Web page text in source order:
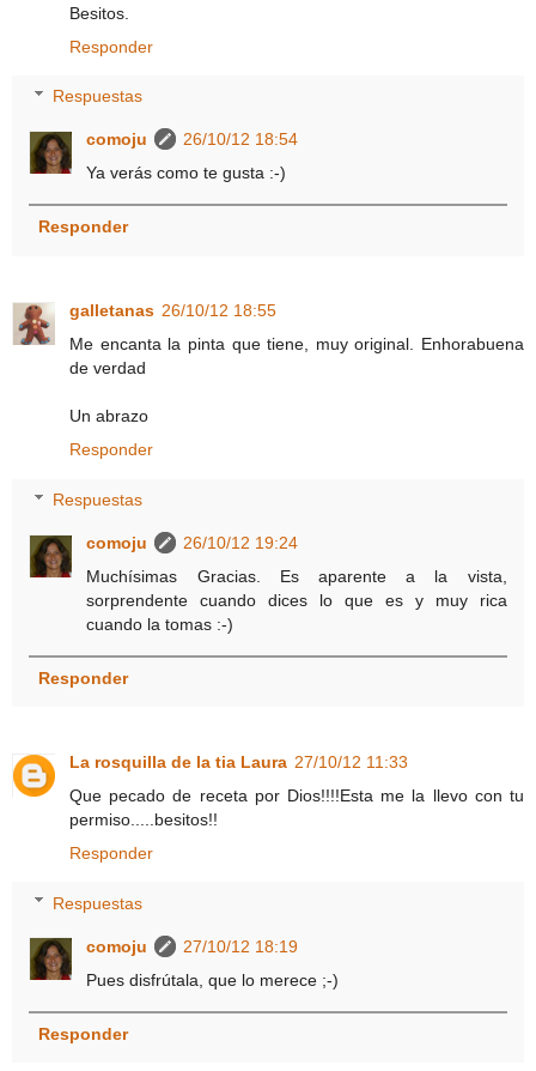
Besitos.
Responder
Respuestas
comoju
26/10/12 18:54
Ya verás como te gusta :-)
Responder
galletanas 26/10/12 18:55
Me encanta la pinta que tiene, muy original. Enhorabuena
de verdad
Un abrazo
Responder
Respuestas
comoju
26/10/12 19:24
Muchísimas Gracias. Es aparente a la vista,
sorprendente cuando dices lo que es y muy rica
cuando la tomas :-)
Responder
La rosquilla de la tia Laura 27/10/12 11:33
Que pecado de receta por Dios!!!!Esta me la llevo con tu
permiso.....besitos!!
Responder
Respuestas
comoju
27/10/12 18:19
Pues disfrútala, que lo merece ;-)
Responder